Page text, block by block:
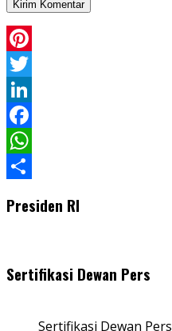
Pinterest
Twitter
LinkedIn
Facebook
WhatsApp
Presiden RI
Sertifikasi Dewan Pers
Sertifikasi Dewan Pers